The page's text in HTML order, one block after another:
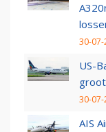
30-07-
US-
30-07-
AIS